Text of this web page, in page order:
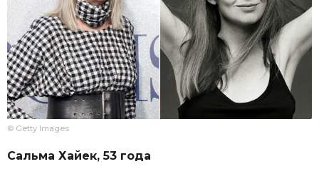
© Getty Images
Сальма Хайек, 53 года